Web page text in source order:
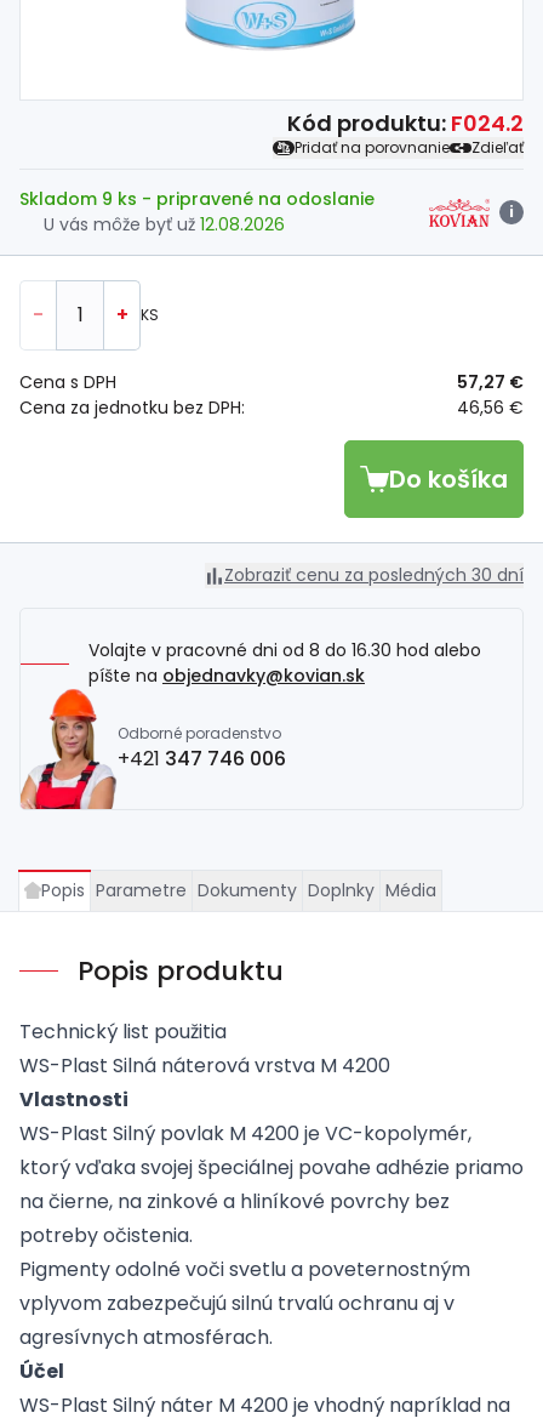
Kód produktu: F024.2
Pridať na porovnanie Zdieľať
Skladom 9 ks - pripravené na odoslanie
U vás môže byť už 12.08.2026
i
- + KS
Cena za jednotku bez DPH: 46,56 €
Cena s DPH 57,27 €
Do košíka
Zobraziť cenu za posledných 30 dní
Volajte v pracovné dni od 8 do 16.30 hod alebo
píšte na objednavky@kovian.sk
Odborné poradenstvo
+421 347 746 006
Popis Parametre Dokumenty Doplnky Média
Popis produktu
Technický list použitia
WS-Plast Silná náterová vrstva M 4200
Vlastnosti
WS-Plast Silný povlak M 4200 je VC-kopolymér,
ktorý vďaka svojej špeciálnej povahe adhézie priamo
na čierne, na zinkové a hliníkové povrchy bez
potreby očistenia.
Pigmenty odolné voči svetlu a poveternostným
vplyvom zabezpečujú silnú trvalú ochranu aj v
agresívnych atmosférach.
Účel
WS-Plast Silný náter M 4200 je vhodný napríklad na